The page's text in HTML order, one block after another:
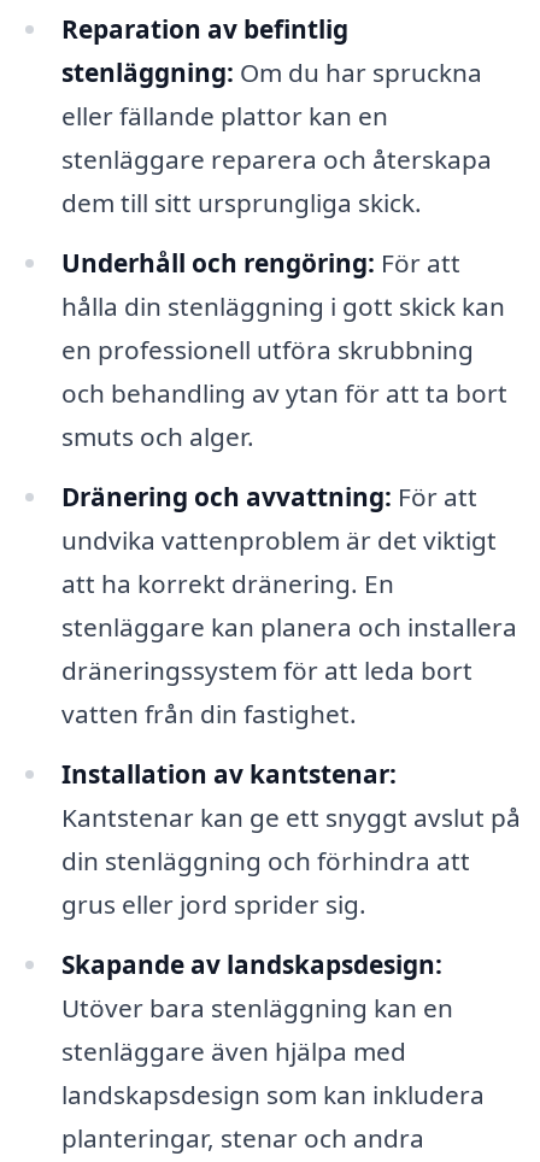
Reparation av befintlig
stenläggning: Om du har spruckna
eller fällande plattor kan en
stenläggare reparera och återskapa
dem till sitt ursprungliga skick.
Underhåll och rengöring: För att
hålla din stenläggning i gott skick kan
en professionell utföra skrubbning
och behandling av ytan för att ta bort
smuts och alger.
Dränering och avvattning: För att
undvika vattenproblem är det viktigt
att ha korrekt dränering. En
stenläggare kan planera och installera
dräneringssystem för att leda bort
vatten från din fastighet.
Installation av kantstenar:
Kantstenar kan ge ett snyggt avslut på
din stenläggning och förhindra att
grus eller jord sprider sig.
Skapande av landskapsdesign:
Utöver bara stenläggning kan en
stenläggare även hjälpa med
landskapsdesign som kan inkludera
planteringar, stenar och andra